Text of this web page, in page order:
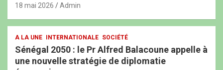
18 mai 2026 Admin
A LA UNE INTERNATIONALE SOCIÉTÉ
Sénégal 2050 : le Pr Alfred Balacoune appelle à
une nouvelle stratégie de diplomatie